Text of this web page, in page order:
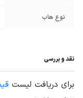
نوع هاب
نقد و بررسی
برای دریافت لیست